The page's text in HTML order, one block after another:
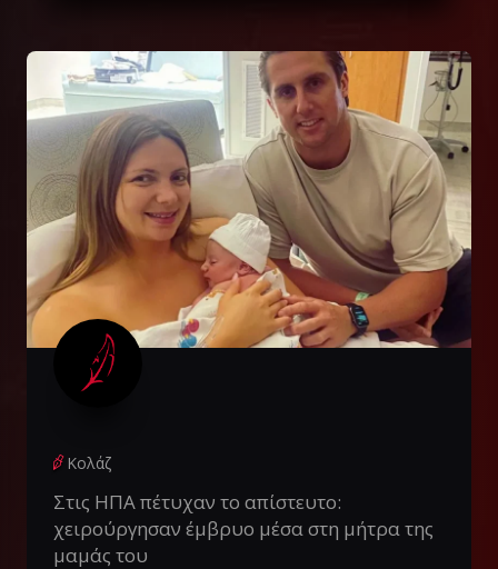
Κολάζ
Στις ΗΠΑ πέτυχαν το απίστευτο:
χειρούργησαν έμβρυο μέσα στη μήτρα της
μαμάς του